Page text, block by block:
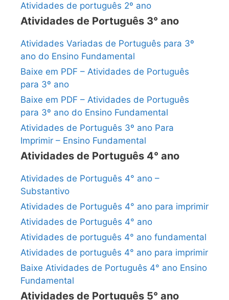
Atividades de português 2º ano
Atividades de Português 3° ano
Atividades Variadas de Português para 3º
ano do Ensino Fundamental
Baixe em PDF – Atividades de Português
para 3º ano
Baixe em PDF – Atividades de Português
para 3º ano do Ensino Fundamental
Atividades de Português 3º ano Para
Imprimir – Ensino Fundamental
Atividades de Português 4° ano
Atividades de Português 4° ano –
Substantivo
Atividades de Português 4° ano para imprimir
Atividades de Português 4° ano
Atividades de português 4° ano fundamental
Atividades de português 4° ano para imprimir
Baixe Atividades de Português 4° ano Ensino
Fundamental
Atividades de Português 5° ano